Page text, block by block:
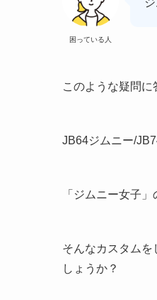
困っている人
このような疑問に
JB64ジムニー/
「ジムニー女子」
そんなカスタム
しょうか？